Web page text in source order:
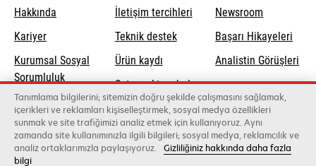
Hakkında
Kariyer
Kurumsal Sosyal
Sorumlulukopens
in
a
new
tab
Sürdürülebilirlik
İletişim tercihleri
Teknik destekopens
new
tab
Ürün kaydı
Satış noktası bul
Toptancıların
listesi
Newsroom
Başarı Hikayeleri
Analistin Görüşleri
Tanımlama bilgilerini; sitemizin doğru şekilde çalışmasını sağlamak,
içerikleri ve reklamları kişiselleştirmek, sosyal medya özellikleri
sunmak ve site trafiğimizi analiz etmek için kullanıyoruz. Aynı
zamanda site kullanımınızla ilgili bilgileri; sosyal medya, reklamcılık ve
analiz ortaklarımızla paylaşıyoruz. Gizliliğiniz hakkında daha fazla
bilgi